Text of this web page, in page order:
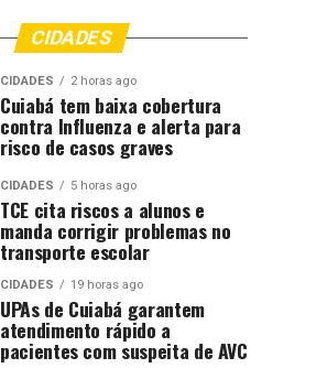
CIDADES
CIDADES 2 horas ago
Cuiabá tem baixa cobertura
contra Influenza e alerta para
risco de casos graves
CIDADES 5 horas ago
TCE cita riscos a alunos e
manda corrigir problemas no
transporte escolar
CIDADES 19 horas ago
UPAs de Cuiabá garantem
atendimento rápido a
pacientes com suspeita de AVC